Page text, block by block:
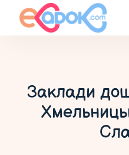
Заклади